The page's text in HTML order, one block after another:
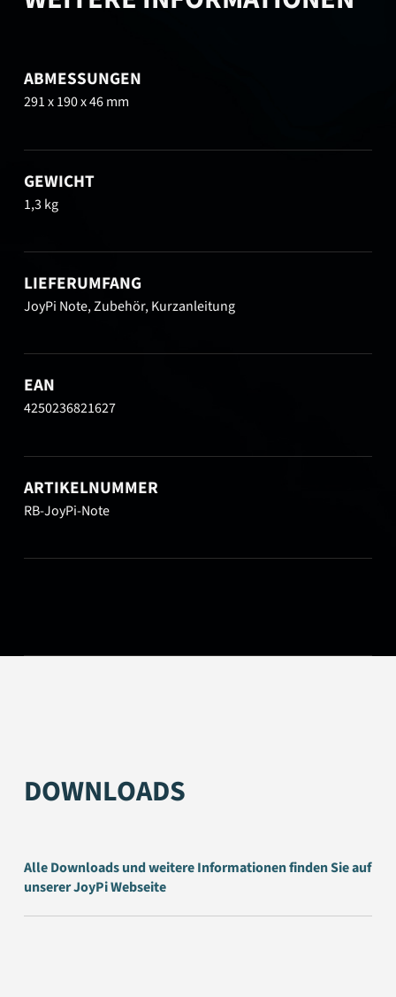
ABMESSUNGEN
291 x 190 x 46 mm
GEWICHT
1,3 kg
LIEFERUMFANG
JoyPi Note, Zubehör, Kurzanleitung
EAN
4250236821627
ARTIKELNUMMER
RB-JoyPi-Note
DOWNLOADS
Alle Downloads und weitere Informationen finden Sie auf
unserer JoyPi Webseite